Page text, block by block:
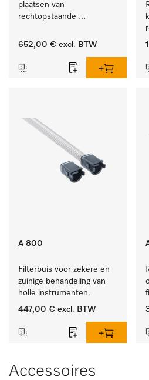
plaatsen van
rechtopstaande
652,00 € excl. BTW
A 800
Filterbuis voor zekere en
zuinige behandeling van
holle instrumenten.
447,00 € excl. BTW
Accessoires